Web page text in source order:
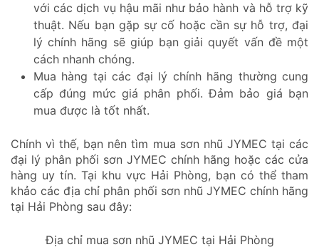
với các dịch vụ hậu mãi như bảo hành và hỗ trợ kỹ
thuật. Nếu bạn gặp sự cố hoặc cần sự hỗ trợ, đại
lý chính hãng sẽ giúp bạn giải quyết vấn đề một
cách nhanh chóng.
Mua hàng tại các đại lý chính hãng thường cung
cấp đúng mức giá phân phối. Đảm bảo giá bạn
mua được là tốt nhất.
Chính vì thế, bạn nên tìm mua sơn nhũ JYMEC tại các
đại lý phân phối sơn JYMEC chính hãng hoặc các cửa
hàng uy tín. Tại khu vực Hải Phòng, bạn có thể tham
khảo các địa chỉ phân phối sơn nhũ JYMEC chính hãng
tại Hải Phòng sau đây:
Địa chỉ mua sơn nhũ JYMEC tại Hải Phòng